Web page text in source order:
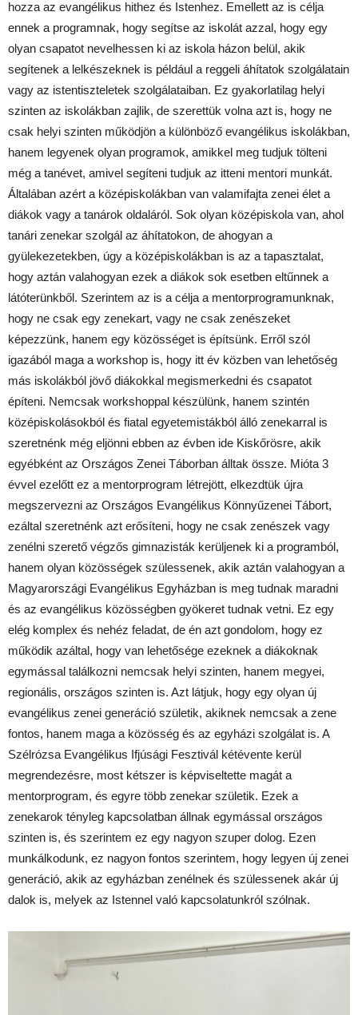
hozza az evangélikus hithez és Istenhez. Emellett az is célja
ennek a programnak, hogy segítse az iskolát azzal, hogy egy
olyan csapatot nevelhessen ki az iskola házon belül, akik
segítenek a lelkészeknek is például a reggeli áhítatok szolgálatain
vagy az istentiszteletek szolgálataiban. Ez gyakorlatilag helyi
szinten az iskolákban zajlik, de szerettük volna azt is, hogy ne
csak helyi szinten működjön a különböző evangélikus iskolákban,
hanem legyenek olyan programok, amikkel meg tudjuk tölteni
még a tanévet, amivel segíteni tudjuk az itteni mentori munkát.
Általában azért a középiskolákban van valamifajta zenei élet a
diákok vagy a tanárok oldaláról. Sok olyan középiskola van, ahol
tanári zenekar szolgál az áhítatokon, de ahogyan a
gyülekezetekben, úgy a középiskolákban is az a tapasztalat,
hogy aztán valahogyan ezek a diákok sok esetben eltűnnek a
látóterünkből. Szerintem az is a célja a mentorprogramunknak,
hogy ne csak egy zenekart, vagy ne csak zenészeket
képezzünk, hanem egy közösséget is építsünk. Erről szól
igazából maga a workshop is, hogy itt év közben van lehetőség
más iskolákból jövő diákokkal megismerkedni és csapatot
építeni. Nemcsak workshoppal készülünk, hanem szintén
középiskolásokból és fiatal egyetemistákból álló zenekarral is
szeretnénk még eljönni ebben az évben ide Kiskőrösre, akik
egyébként az Országos Zenei Táborban álltak össze. Mióta 3
évvel ezelőtt ez a mentorprogram létrejött, elkezdtük újra
megszervezni az Országos Evangélikus Könnyűzenei Tábort,
ezáltal szeretnénk azt erősíteni, hogy ne csak zenészek vagy
zenélni szerető végzős gimnazisták kerüljenek ki a programból,
hanem olyan közösségek szülessenek, akik aztán valahogyan a
Magyarországi Evangélikus Egyházban is meg tudnak maradni
és az evangélikus közösségben gyökeret tudnak vetni. Ez egy
elég komplex és nehéz feladat, de én azt gondolom, hogy ez
működik azáltal, hogy van lehetősége ezeknek a diákoknak
egymással találkozni nemcsak helyi szinten, hanem megyei,
regionális, országos szinten is. Azt látjuk, hogy egy olyan új
evangélikus zenei generáció születik, akiknek nemcsak a zene
fontos, hanem maga a közösség és az egyházi szolgálat is. A
Szélrózsa Evangélikus Ifjúsági Fesztivál kétévente kerül
megrendezésre, most kétszer is képviseltette magát a
mentorprogram, és egyre több zenekar születik. Ezek a
zenekarok tényleg kapcsolatban állnak egymással országos
szinten is, és szerintem ez egy nagyon szuper dolog. Ezen
munkálkodunk, ez nagyon fontos szerintem, hogy legyen új zenei
generáció, akik az egyházban zenélnek és szülessenek akár új
dalok is, melyek az Istennel való kapcsolatunkról szólnak.